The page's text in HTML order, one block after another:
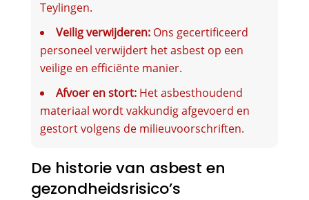
Teylingen.
Veilig verwijderen:Ons gecertificeerd
personeel verwijdert het asbest op een
veilige en efficiënte manier.
Afvoer en stort:Het asbesthoudend
materiaal wordt vakkundig afgevoerd en
gestort volgens de milieuvoorschriften.
De historie van asbest en
gezondheidsrisico’s